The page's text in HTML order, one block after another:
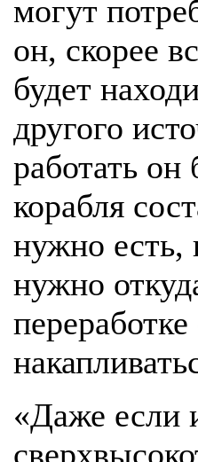
могут
он, скорее
будет
другого
работать он
корабля
нужно есть,
нужно
«Даже если